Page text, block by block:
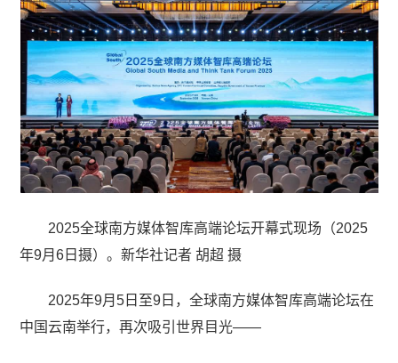
2025全球南方媒体智库高端论坛开幕式现场（2025
年9月6日摄）。新华社记者 胡超 摄
2025年9月5日至9日，全球南方媒体智库高端论坛在
中国云南举行，再次吸引世界目光——